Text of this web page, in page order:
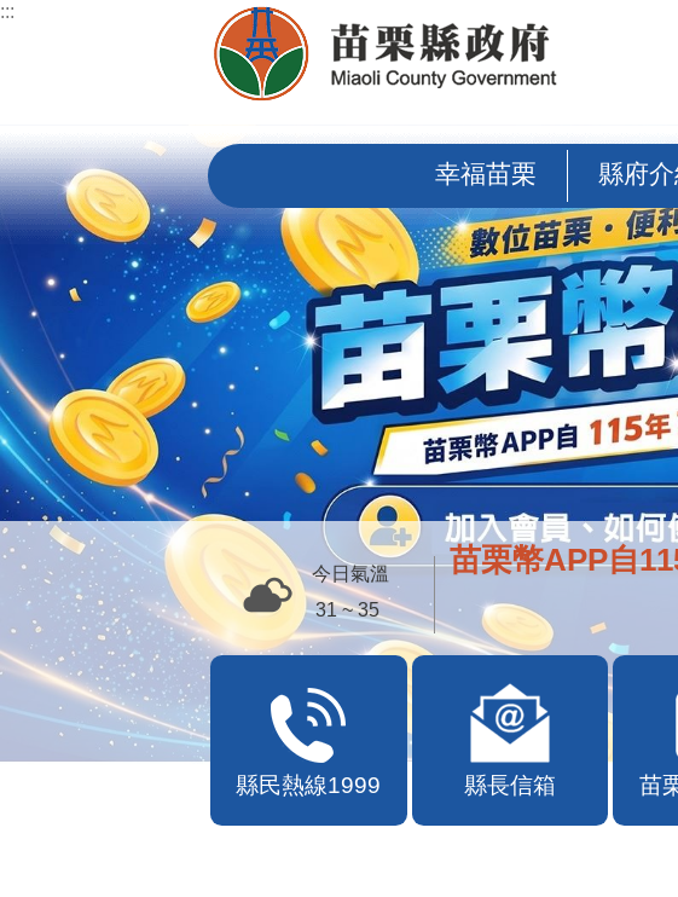
跳到主要內容區塊
:::
幸福苗栗 縣府
苗栗幣APP自
今日氣溫
31 ~ 35
縣民熱線1999 縣長信箱 苗